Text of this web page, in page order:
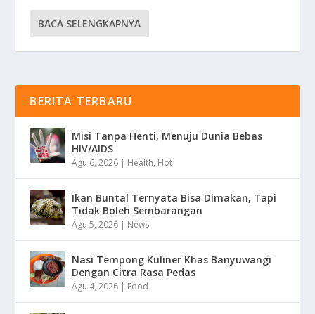
BACA SELENGKAPNYA
BERITA TERBARU
Misi Tanpa Henti, Menuju Dunia Bebas
HIV/AIDS
Agu 6, 2026 | Health, Hot
Ikan Buntal Ternyata Bisa Dimakan, Tapi
Tidak Boleh Sembarangan
Agu 5, 2026 | News
Nasi Tempong Kuliner Khas Banyuwangi
Dengan Citra Rasa Pedas
Agu 4, 2026 | Food